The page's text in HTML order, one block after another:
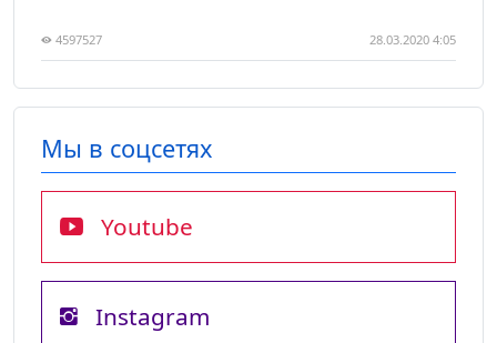
4597527 28.03.2020 4:05
Мы в соцсетях
Youtube
Instagram